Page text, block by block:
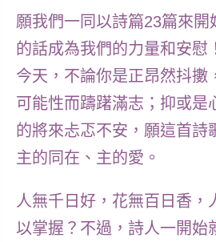
願我們一同以詩篇23篇來開
的話成為我們的力量和安慰
今天，不論你是正昂然抖擻
可能性而躊躇滿志；抑或是
的將來忐忑不安，願這首詩
主的同在、主的愛。
人無千日好， 花無百日香，
以掌握？不過，詩人一開始